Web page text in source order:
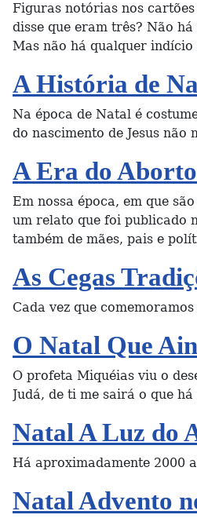
Figuras notórias nos
disse que eram três? Não
Mas não há qualquer
A História de
Na época de Natal é
do nascimento de Jesus não
A Era do
Em nossa época, em que
um relato que foi publicado
também de mães, pais e
As Cegas
Cada vez que
O Natal Que
O profeta Miquéias viu o
Judá, de ti me sairá o que
Natal A Luz do
Há aproximadamente 2000
Natal Advento